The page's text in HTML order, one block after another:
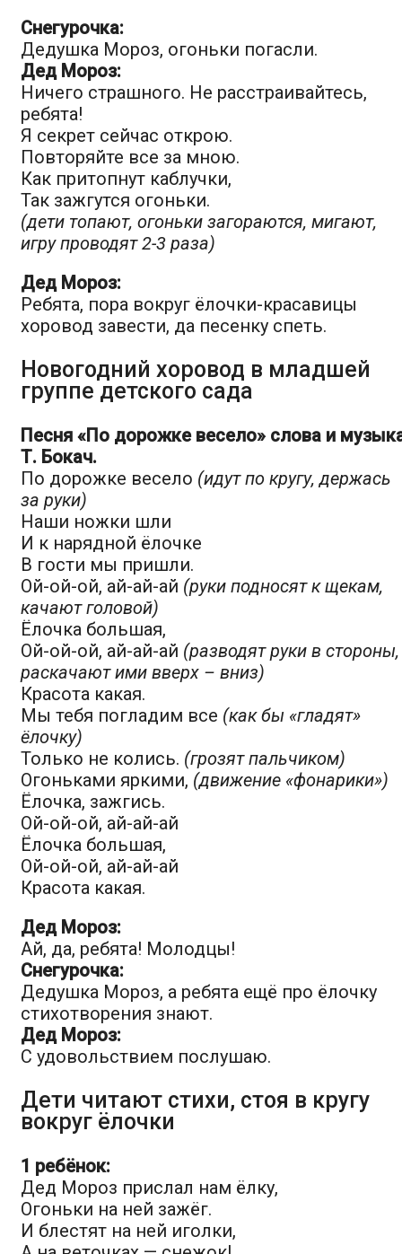
Снегурочка:
Дедушка Мороз, огоньки погасли.
Дед Мороз:
Ничего страшного. Не расстраивайтесь,
ребята!
Я секрет сейчас открою.
Повторяйте все за мною.
Как притопнут каблучки,
Так зажгутся огоньки.
(дети топают, огоньки загораются, мигают,
игру проводят 2-3 раза)
Дед Мороз:
Ребята, пора вокруг ёлочки-красавицы
хоровод завести, да песенку спеть.
Новогодний хоровод в младшей
группе детского сада
Песня «По дорожке весело» слова и
Т. Бокач.
По дорожке весело (идут по кругу, держась
за руки)
Наши ножки шли
И к нарядной ёлочке
В гости мы пришли.
Ой-ой-ой, ай-ай-ай (руки подносят к щекам,
качают головой)
Ёлочка большая,
Ой-ой-ой, ай-ай-ай (разводят руки в стороны,
раскачают ими вверх – вниз)
Красота какая.
Мы тебя погладим все (как бы «гладят»
ёлочку)
Только не колись. (грозят пальчиком)
Огоньками яркими, (движение «фонарики»)
Ёлочка, зажгись.
Ой-ой-ой, ай-ай-ай
Ёлочка большая,
Ой-ой-ой, ай-ай-ай
Красота какая.
Дед Мороз:
Ай, да, ребята! Молодцы!
Снегурочка:
Дедушка Мороз, а ребята ещё про ёлочку
стихотворения знают.
Дед Мороз:
С удовольствием послушаю.
Дети читают стихи, стоя в кругу
вокруг ёлочки
1 ребёнок:
Дед Мороз прислал нам ёлку,
Огоньки на ней зажёг.
И блестят на ней иголки,